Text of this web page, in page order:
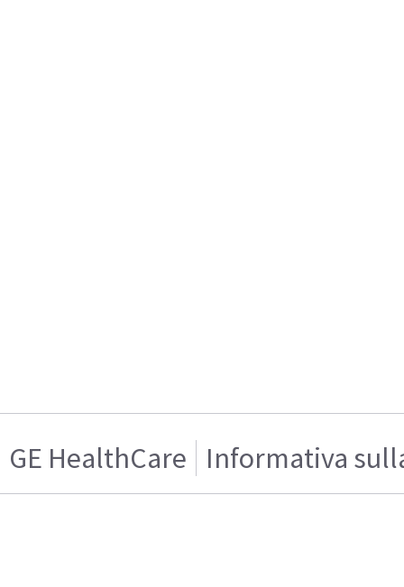
GE HealthCare Informativa